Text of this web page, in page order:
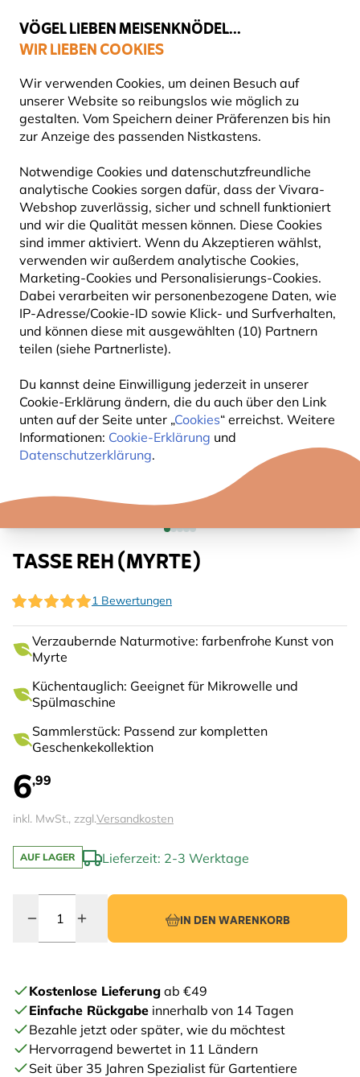
VÖGEL LIEBEN MEISENKNÖDEL...
WIR LIEBEN COOKIES
Wir verwenden Cookies, um deinen Besuch auf
unserer Website so reibungslos wie möglich zu
gestalten. Vom Speichern deiner Präferenzen bis hin
zur Anzeige des passenden Nistkastens.
Notwendige Cookies und datenschutzfreundliche
analytische Cookies sorgen dafür, dass der Vivara-
Webshop zuverlässig, sicher und schnell funktioniert
und wir die Qualität messen können. Diese Cookies
sind immer aktiviert. Wenn du Akzeptieren wählst,
verwenden wir außerdem analytische Cookies,
Marketing-Cookies und Personalisierungs-Cookies.
Dabei verarbeiten wir personenbezogene Daten, wie
IP-Adresse/Cookie-ID sowie Klick- und Surfverhalten,
und können diese mit ausgewählten (10) Partnern
teilen (siehe Partnerliste).
Du kannst deine Einwilligung jederzeit in unserer
Cookie-Erklärung ändern, die du auch über den Link
unten auf der Seite unter „Cookies“ erreichst. Weitere
Informationen: Cookie-Erklärung und
Datenschutzerklärung.
Top-bewertet in 11 Ländern
Gratis Versand ab 49 €
Geschenke Tassen
TASSE REH (MYRTE)
1 Bewertungen
Verzaubernde Naturmotive: farbenfrohe Kunst von
Myrte
Küchentauglich: Geeignet für Mikrowelle und
Spülmaschine
Sammlerstück: Passend zur kompletten
Geschenkekollektion
6,99
inkl. MwSt., zzgl.Versandkosten
AUF LAGER Lieferzeit: 2-3 Werktage
IN DEN WARENKORB
Kostenlose Lieferung ab €49
Einfache Rückgabe innerhalb von 14 Tagen
Bezahle jetzt oder später, wie du möchtest
Hervorragend bewertet in 11 Ländern
Seit über 35 Jahren Spezialist für Gartentiere